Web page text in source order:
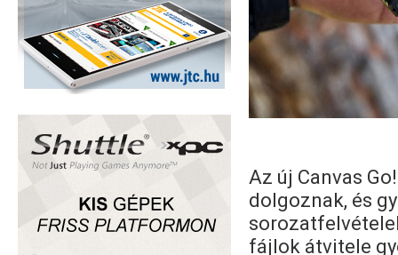
Az új Canvas
dolgoznak, és
fájlok átvitele